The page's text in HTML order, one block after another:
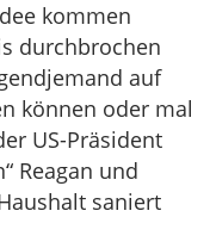
kommen
durchbrochen
auf
können oder mal
US-Präsident
Reagan und
saniert